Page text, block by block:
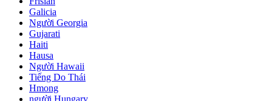
Galicia
Người Georgia
Gujarati
Haiti
Hausa
Người Hawaii
Tiếng Do Thái
Hmong
người Hungary